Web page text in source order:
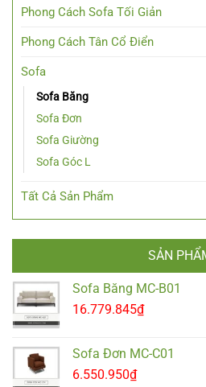
Phong Cách Sofa Tối Giản
Phong Cách Tân Cổ Điển
Sofa
Sofa Băng
Sofa Đơn
Sofa Giường
Sofa Góc L
Tất Cả Sản Phẩm
SẢN
Sofa Băng MC-B01
16.779.845₫
Sofa Đơn MC-C01
6.550.950₫